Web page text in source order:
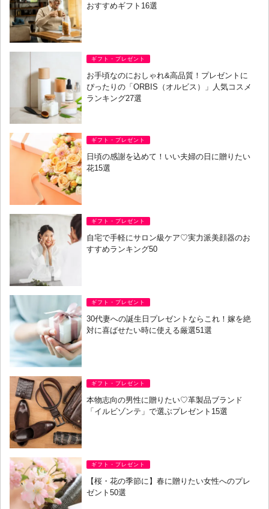
おすすめギフト16選
ギフト・プレゼント
お手頃なのにおしゃれ&高品質！プレゼントに
ぴったりの「ORBIS（オルビス）」人気コスメ
ランキング27選
ギフト・プレゼント
日頃の感謝を込めて！いい夫婦の日に贈りたい
花15選
ギフト・プレゼント
自宅で手軽にサロン級ケア♡実力派美顔器のお
すすめランキング50
ギフト・プレゼント
30代妻への誕生日プレゼントならこれ！嫁を絶
対に喜ばせたい時に使える厳選51選
ギフト・プレゼント
本物志向の男性に贈りたい♡革製品ブランド
「イルビゾンテ」で選ぶプレゼント15選
ギフト・プレゼント
【桜・花の季節に】春に贈りたい女性へのプレ
ゼント50選